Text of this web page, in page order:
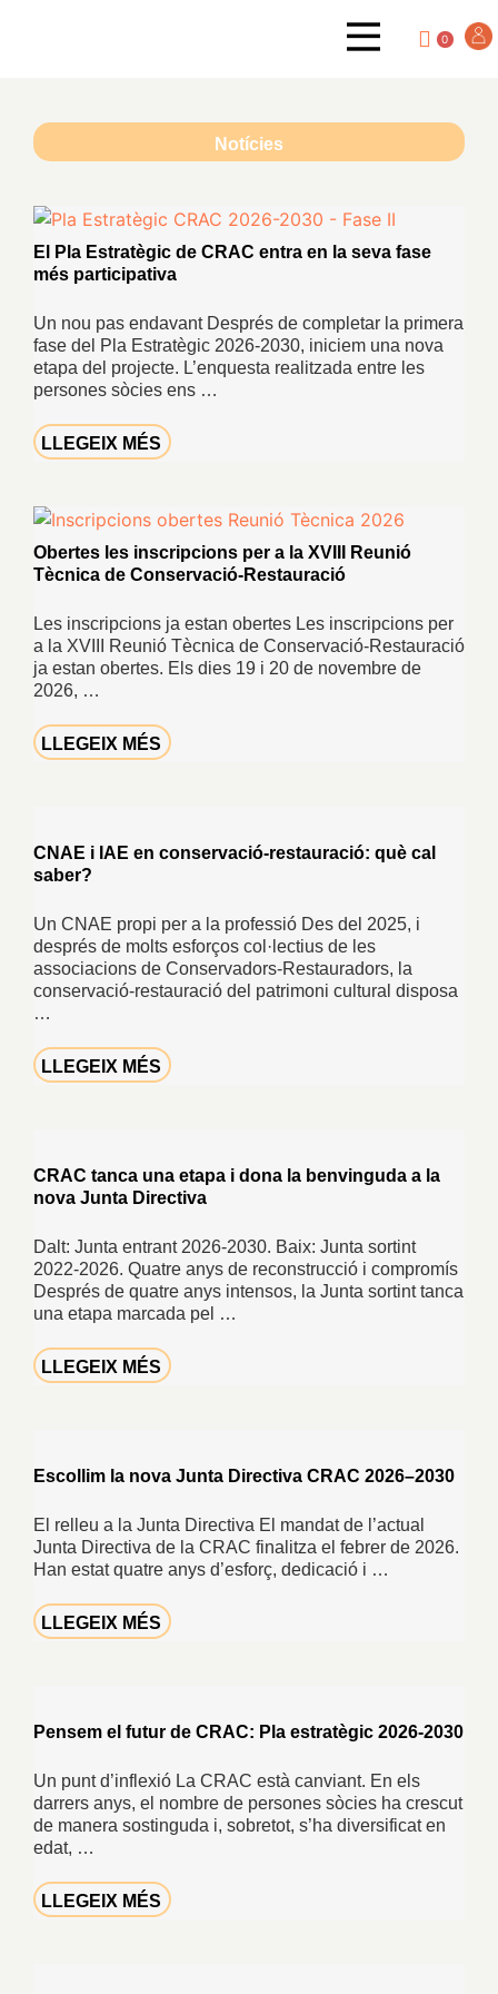
0
Notícies
El Pla Estratègic de CRAC entra en la seva fase
més participativa
Un nou pas endavant Després de completar la primera
fase del Pla Estratègic 2026-2030, iniciem una nova
etapa del projecte. L’enquesta realitzada entre les
persones sòcies ens …
LLEGEIX MÉS
Obertes les inscripcions per a la XVIII Reunió
Tècnica de Conservació-Restauració
Les inscripcions ja estan obertes Les inscripcions per
a la XVIII Reunió Tècnica de Conservació-Restauració
ja estan obertes. Els dies 19 i 20 de novembre de
2026, …
LLEGEIX MÉS
CNAE i IAE en conservació-restauració: què cal
saber?
Un CNAE propi per a la professió Des del 2025, i
després de molts esforços col·lectius de les
associacions de Conservadors-Restauradors, la
conservació-restauració del patrimoni cultural disposa
…
LLEGEIX MÉS
CRAC tanca una etapa i dona la benvinguda a la
nova Junta Directiva
Dalt: Junta entrant 2026-2030. Baix: Junta sortint
2022-2026. Quatre anys de reconstrucció i compromís
Després de quatre anys intensos, la Junta sortint tanca
una etapa marcada pel …
LLEGEIX MÉS
Escollim la nova Junta Directiva CRAC 2026–2030
El relleu a la Junta Directiva El mandat de l’actual
Junta Directiva de la CRAC finalitza el febrer de 2026.
Han estat quatre anys d’esforç, dedicació i …
LLEGEIX MÉS
Pensem el futur de CRAC: Pla estratègic 2026-2030
Un punt d’inflexió La CRAC està canviant. En els
darrers anys, el nombre de persones sòcies ha crescut
de manera sostinguda i, sobretot, s’ha diversificat en
edat, …
LLEGEIX MÉS